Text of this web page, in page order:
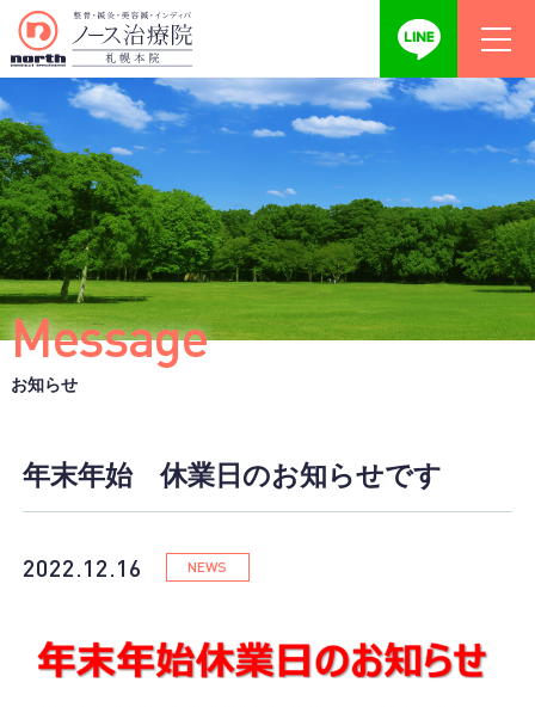
Message
お知らせ
年末年始 休業日のお知らせです
2022.12.16 NEWS